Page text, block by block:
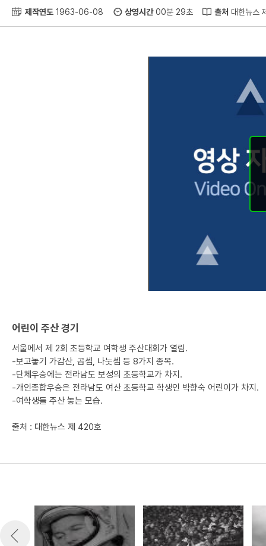
제작연도 1963-06-08 상영시간00분 29초 출처 대한뉴스
어린이 주산 경기
서울에서 제 2회 초등학교 여학생 주산대회가 열림.
-보고놓기 가감산, 곱셈, 나눗셈 등 8가지 종목.
-단체우승에는 전라남도 보성의 초등학교가 차지.
-개인종합우승은 전라남도 여산 초등학교 학생인 박향숙 어린이가 차지.
-여학생들 주산 놓는 모습.
출처 : 대한뉴스 제 420호